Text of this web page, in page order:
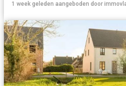
1 week geleden aangeboden door